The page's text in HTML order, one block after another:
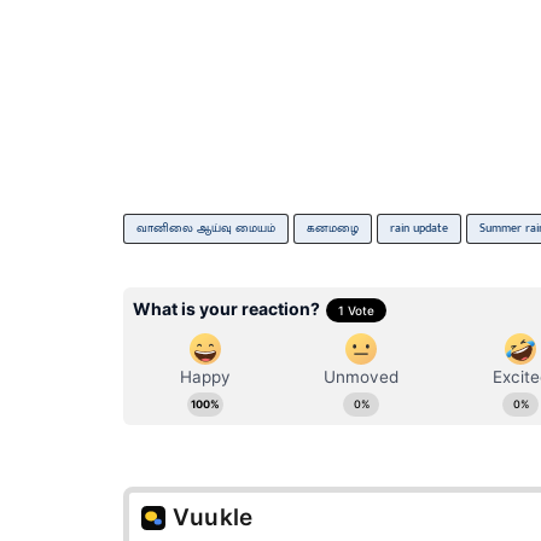
வானிலை ஆய்வு மையம் கனமழை rain update Summer